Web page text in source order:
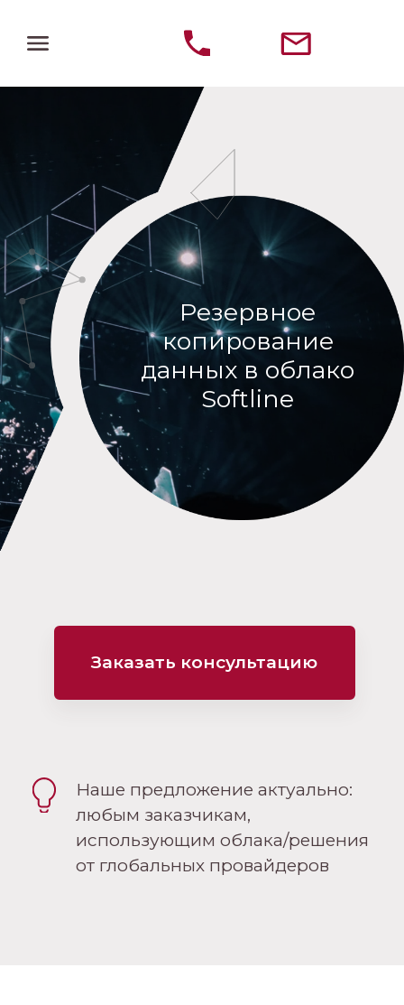
Резервное
копирование
данных в облако
Softline
Заказать консультацию
Наше предложение актуально:
любым заказчикам,
использующим облака/решения
от глобальных провайдеров